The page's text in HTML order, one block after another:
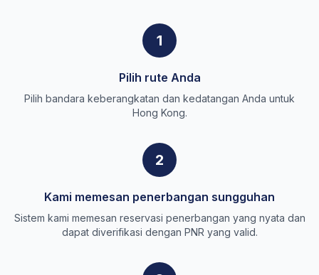
1
Pilih rute Anda
Pilih bandara keberangkatan dan kedatangan Anda untuk
Hong Kong.
2
Kami memesan penerbangan sungguhan
Sistem kami memesan reservasi penerbangan yang nyata dan
dapat diverifikasi dengan PNR yang valid.